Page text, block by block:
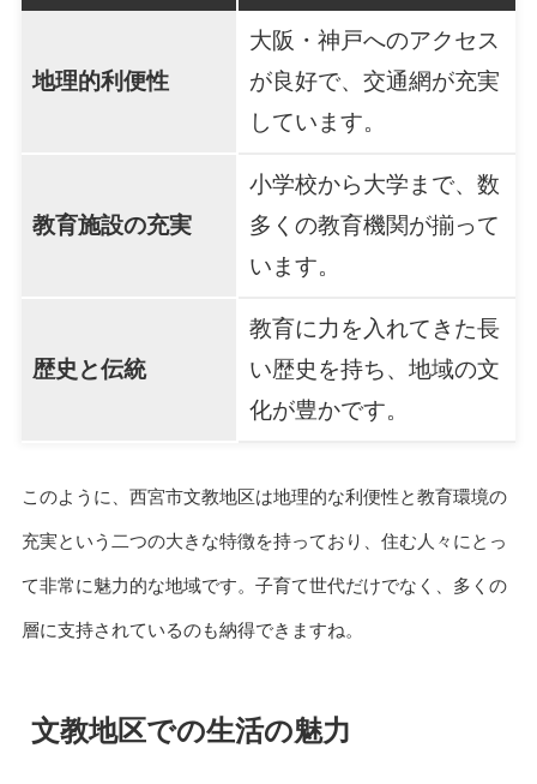
地理的利便性
大阪・神戸へのアクセス
が良好で、交通網が充実
しています。
教育施設の充実
小学校から大学まで、数
多くの教育機関が揃って
います。
歴史と伝統
教育に力を入れてきた長
い歴史を持ち、地域の文
化が豊かです。
このように、西宮市文教地区は地理的な利便性と教育環境の
充実という二つの大きな特徴を持っており、住む人々にとっ
て非常に魅力的な地域です。子育て世代だけでなく、多くの
層に支持されているのも納得できますね。
文教地区での生活の魅力